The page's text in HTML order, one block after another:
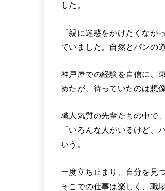
した。
「親に迷惑をかけたくなか
ていました。自然とパンの
神戸屋での経験を自信に、
めたが、待っていたのは想
職人気質の先輩たちの中で
「いろんな人がいるけど、
いう。
一度立ち止まり、自分を見
そこでの仕事は楽しく、職